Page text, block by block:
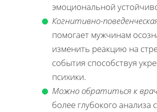
эмоциональной
Когнитивно-
помогает мужчинам
изменить реакцию на
события способствуя
психики.
Можно обратиться к
более глубокого анализа